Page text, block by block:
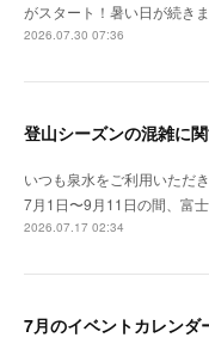
がスタート！暑い日が続き
2026.07.30 07:36
登山シーズンの混雑に
いつも泉水をご利用いただ
7月1日〜9月11日の間、富
2026.07.17 02:34
7月のイベントカレンダ